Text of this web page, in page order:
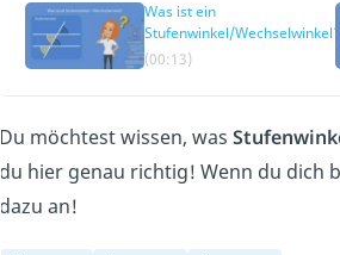
Was ist ein
Stufenwinkel/Wechselwinkel?
(00:13)
Du möchtest wissen, was
du hier genau richtig! Wenn du dich
dazu an!